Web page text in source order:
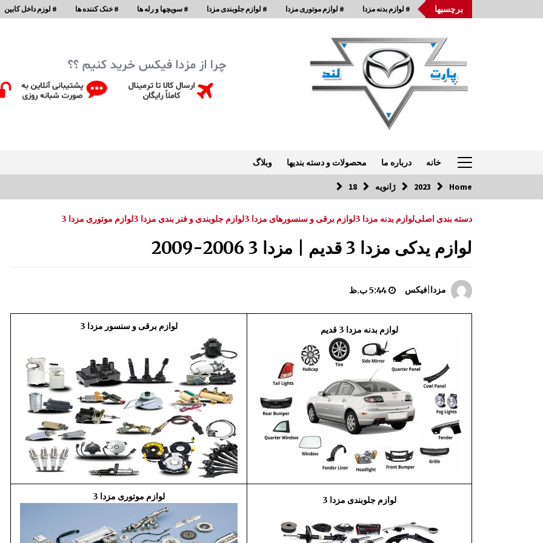
to
برچسبها # لوازم بدنه مزدا # لوازم موتوری مزدا # لوازم جلوبندی مزدا # سویچها و رله ها # خنک کننده ها # لوزم داخل کابین
خانه درباره ما محصولات و دسته بندیها وبلاگ
تماس با ما: 33954875-021
2:47 ب.ظ
کاور U صندوق عقب مزدا 323 GLX , FL
آینه داخل اتاق مزدا 323
راهنما پارک مزدا 323 GLX , F
7:53 ق.ظ
آینه بغل مزدا 323 GLX , FL
8:29 ق.ظ
Home
2023 ژانویه 18
دسته بندی اصلیلوازم بدنه مزدا 3 لوازم برقی و سنسورهای مزدا 3 لوازم جلوبندی و فنر بندی مزدا 3 لوازم موتوری مزدا 3
لوازم یدکی مزدا 3 قدیم | مزدا 3 2006-2009
مزدا|فیکس
لوازم بدنه مزدا 3 قدیم لوازم برقی و سنسور مزدا 3
لوازم جلوبندی مزدا 3 لوازم موتوری مزدا 3